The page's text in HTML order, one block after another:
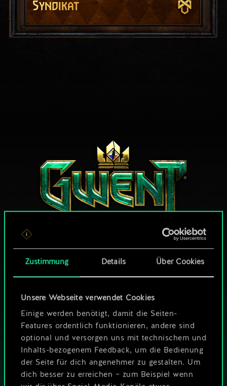
Zustimmung Details Über Cookies
Unsere Webseite verwendet Cookies
Einige werden benötigt, damit die Seiten-
Features ordentlich funktionieren, andere sind
optional und versorgen uns mit technischem und
Inhalts-bezogenem Feedback, um die Bedienung
der Seite für dich angenehmer zu gestalten. Um
dich besser zu erreichen – zum Beispiel wenn
Syndikat
WIE WÄR’S MIT EINER RUNDE GWENT?
KOSTENLOS AUF
Das Spiel bietet Ingame-Käufe
SPIELE AUCH AUF: